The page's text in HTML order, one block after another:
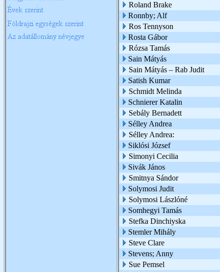
Roland Brake
Ronnby; Alf
Ros Tennyson
Rosta Gábor
Rózsa Tamás
Sain Mátyás
Sain Mátyás – Rab Judit
Satish Kumar
Schmidt Melinda
Schnierer Katalin
Sebály Bernadett
Sélley Andrea
Sélley Andrea:
Siklósi József
Simonyi Cecilia
Sivák János
Smitnya Sándor
Solymosi Judit
Solymosi Lászlóné
Somhegyi Tamás
Stefka Dinchiyska
Stemler Mihály
Steve Clare
Stevens; Anny
Sue Pemsel